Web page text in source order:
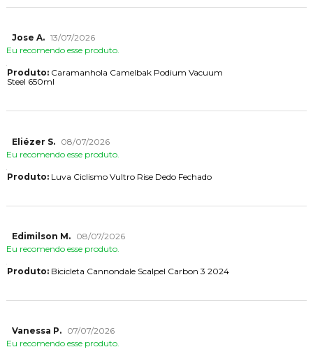
Jose A. 13/07/2026
Eu recomendo esse produto.
Produto:Caramanhola Camelbak Podium Vacuum
Steel 650ml
Eliézer S.
08/07/2026
Eu recomendo esse produto.
Produto:Luva Ciclismo Vultro Rise Dedo Fechado
Edimilson M.
08/07/2026
Eu recomendo esse produto.
Produto:Bicicleta Cannondale Scalpel Carbon 3 2024
Vanessa P.
07/07/2026
Eu recomendo esse produto.